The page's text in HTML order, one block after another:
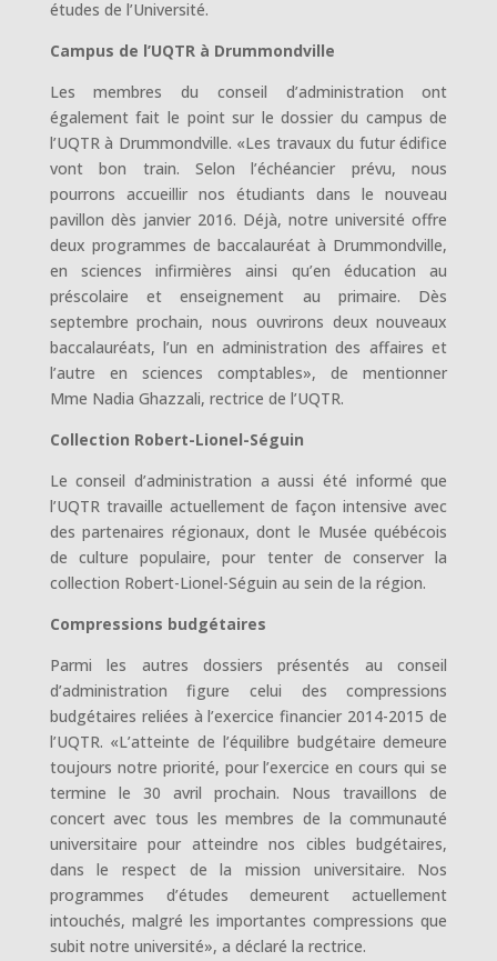
études de l’Université.
Campus de l’UQTR à Drummondville
Les membres du conseil d’administration ont
également fait le point sur le dossier du campus de
l’UQTR à Drummondville. «Les travaux du futur édifice
vont bon train. Selon l’échéancier prévu, nous
pourrons accueillir nos étudiants dans le nouveau
pavillon dès janvier 2016. Déjà, notre université offre
deux programmes de baccalauréat à Drummondville,
en sciences infirmières ainsi qu’en éducation au
préscolaire et enseignement au primaire. Dès
septembre prochain, nous ouvrirons deux nouveaux
baccalauréats, l’un en administration des affaires et
l’autre en sciences comptables», de mentionner
Mme Nadia Ghazzali, rectrice de l’UQTR.
Collection Robert-Lionel-Séguin
Le conseil d’administration a aussi été informé que
l’UQTR travaille actuellement de façon intensive avec
des partenaires régionaux, dont le Musée québécois
de culture populaire, pour tenter de conserver la
collection Robert-Lionel-Séguin au sein de la région.
Compressions budgétaires
Parmi les autres dossiers présentés au conseil
d’administration figure celui des compressions
budgétaires reliées à l’exercice financier 2014-2015 de
l’UQTR. «L’atteinte de l’équilibre budgétaire demeure
toujours notre priorité, pour l’exercice en cours qui se
termine le 30 avril prochain. Nous travaillons de
concert avec tous les membres de la communauté
universitaire pour atteindre nos cibles budgétaires,
dans le respect de la mission universitaire. Nos
programmes d’études demeurent actuellement
intouchés, malgré les importantes compressions que
subit notre université», a déclaré la rectrice.